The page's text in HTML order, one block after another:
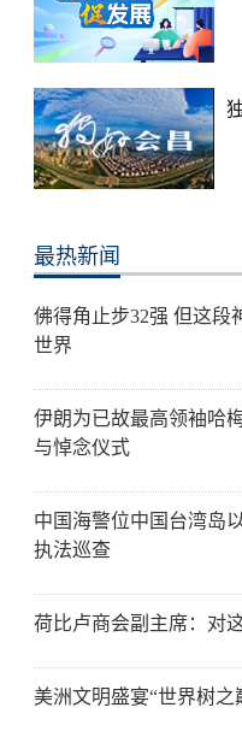
最热新闻
佛得角止步32强 但这段
世界
伊朗为已故最高领袖哈
与悼念仪式
中国海警位中国台湾岛
执法巡查
荷比卢商会副主席：对
美洲文明盛宴“世界树之